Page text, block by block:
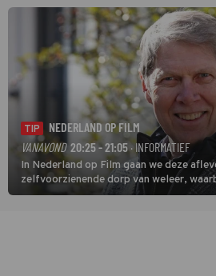
verwikkeld in een moordzaak. (HH)
TIP
NEDERLAND OP FILM
VANAVOND 20:25 - 21:05· INFORMATIEF
In Nederland op Film gaan we deze
zelfvoorzienende dorp van weleer,
Daniëls de kijkers meeneemt op reis